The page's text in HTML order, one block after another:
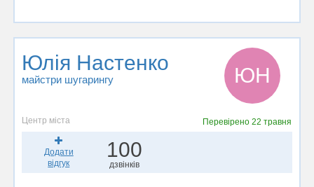
Юлія Настенко
майстри шугарингу ЮН
Центр міста Перевірено22 травня
Додати
відгук
100
дзвінків